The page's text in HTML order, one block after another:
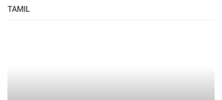
TAMIL